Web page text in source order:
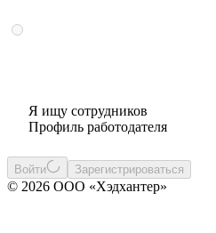
Я ищу сотрудников
Профиль работодателя
Войти Зарегистрироваться
© 2026 ООО «Хэдхантер»